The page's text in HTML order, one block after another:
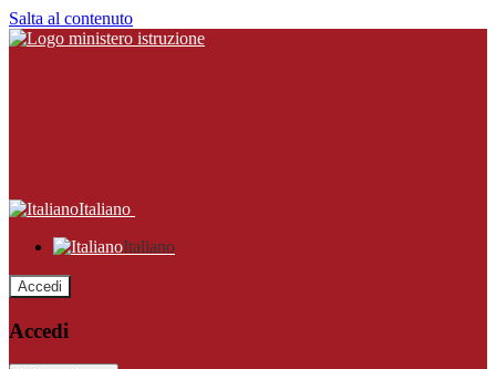
Salta al contenuto
Italiano
Italiano
Accedi
Accedi